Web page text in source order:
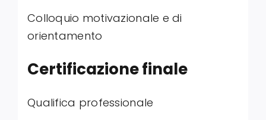
Colloquio motivazionale e di
orientamento
Certificazione finale
Qualifica professionale